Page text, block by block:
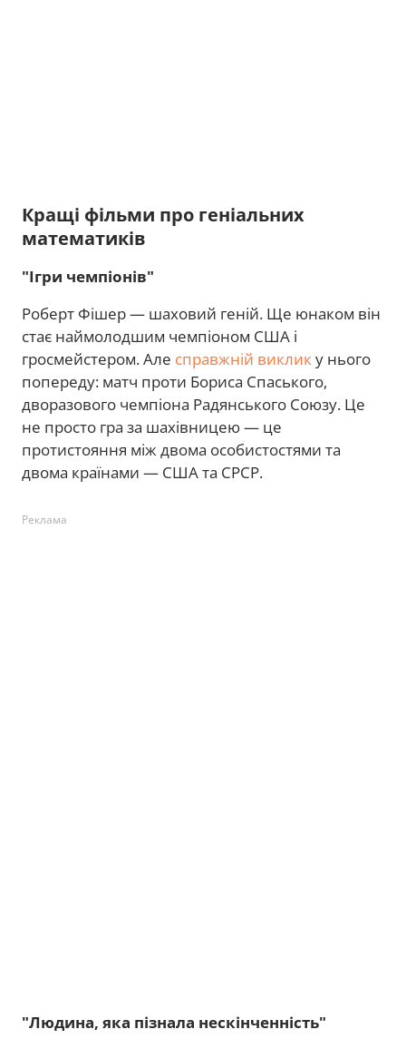
Кращі фільми про геніальних
математиків
"Ігри чемпіонів"
Роберт Фішер — шаховий геній. Ще юнаком він
стає наймолодшим чемпіоном США і
гросмейстером. Але справжній виклику нього
попереду: матч проти Бориса Спаського,
дворазового чемпіона Радянського Союзу. Це
не просто гра за шахівницею — це
протистояння між двома особистостями та
двома країнами — США та СРСР.
Реклама
"Людина, яка пізнала нескінченність"